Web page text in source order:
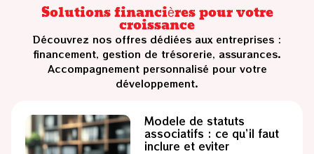
Solutions financières pour votre
croissance
Découvrez nos offres dédiées aux entreprises :
financement, gestion de trésorerie, assurances.
Accompagnement personnalisé pour votre
développement.
Modele de statuts
associatifs : ce qu’il faut
inclure et eviter